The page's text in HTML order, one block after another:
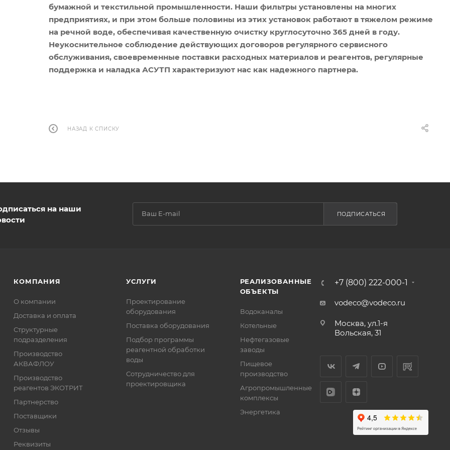
бумажной и текстильной промышленности. Наши фильтры установлены на многих
предприятиях, и при этом больше половины из этих установок работают в тяжелом режиме
на речной воде, обеспечивая качественную очистку круглосуточно 365 дней в году.
Неукоснительное соблюдение действующих договоров регулярного сервисного
обслуживания, своевременные поставки расходных материалов и реагентов, регулярные
поддержка и наладка АСУТП характеризуют нас как надежного партнера.
НАЗАД К СПИСКУ
на наши
ПОДПИСАТЬСЯ
КОМПАНИЯ
О компании
Доставка и оплата
Структурные
подразделения
Производство
АКВАФЛОУ
Производство
реагентов ЭКОТРИТ
Партнерство
Поставщики
Отзывы
Реквизиты
УСЛУГИ
Проектирование
оборудования
Поставка оборудования
Подбор программы
реагентной обработки
воды
Сотрудничество для
проектировщика
РЕАЛИЗОВАННЫЕ
ОБЪЕКТЫ
Водоканалы
Котельные
Нефтегазовые
заводы
Пищевое
производство
Агропромышленные
комплексы
Энергетика
+7 (800) 222-000-1
vodeco@vodeco.ru
Москва, ул.1-я
Вольская, 31